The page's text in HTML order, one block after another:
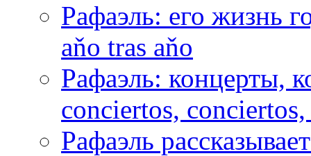
Рафаэль: его жизнь
aňo tras aňo
Рафаэль: концерты,
conciertos,
Рафаэль